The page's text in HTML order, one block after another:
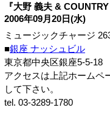
『大野 義夫 &
2006年09月20日(水)
ミュージックチャージ
■銀座 ナッシュビル
東京都中央区銀座5-5-18
アクセスは上記ホームペ
して下さい。
tel. 03-3289-1780